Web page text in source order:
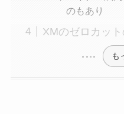
のもあり
XMのゼロカッ
も